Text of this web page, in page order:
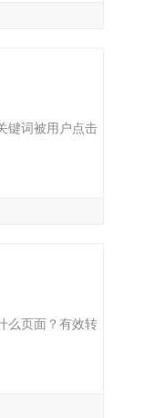
键词被用户点击
么页面？有效转